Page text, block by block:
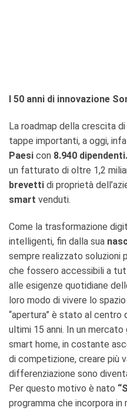
I 50 anni di innovazione
La roadmap della crescita
tappe importanti, a oggi,
Paesi con 8.940 dipendenti.
un fatturato di oltre 1,2
brevetti di proprietà
smart venduti.
Come la trasformazione
intelligenti, fin dalla sua
sempre realizzato soluzioni
che fossero accessibili a
alle esigenze quotidiane
loro modo di vivere lo
“apertura” è stato al
ultimi 15 anni. In un
smart home, in costante
di competizione, creare più
differenziazione sono
Per questo motivo è nato
programma che incorpora